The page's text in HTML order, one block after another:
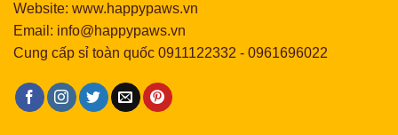
Website: www.happypaws.vn
Email: info@happypaws.vn
Cung cấp sỉ toàn quốc 0911122332 - 0961696022